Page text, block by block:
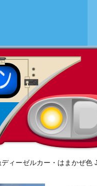
ィーゼルカー・はまかぜ色